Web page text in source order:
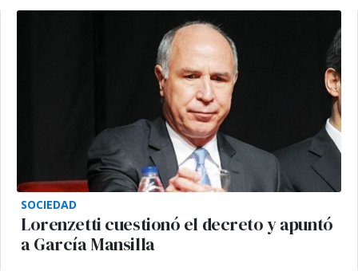
SOCIEDAD
Lorenzetti cuestionó el decreto y apuntó
a García Mansilla